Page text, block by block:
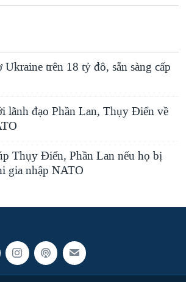
trên 18 tỷ đô, sẵn sàng cấp
lãnh đạo Phần Lan, Thụy Điển về
Thụy Điển, Phần Lan nếu họ bị
gia nhập NATO